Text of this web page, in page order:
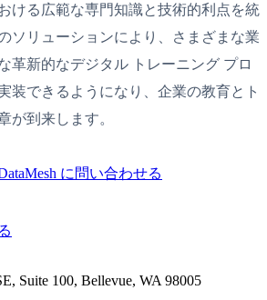
ける広範な専門知識と技術的利点を統
ソリューションにより、さまざまな業
革新的なデジタル トレーニング プロ
装できるようになり、企業の教育とト
が到来します。
に問い合わせる
Suite 100, Bellevue, WA 98005